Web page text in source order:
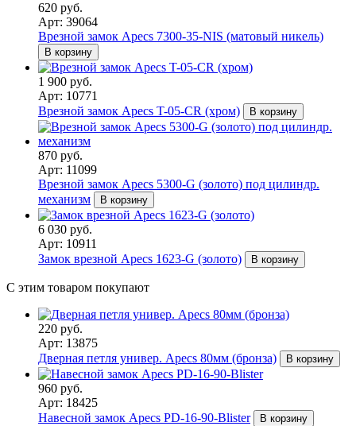
620 руб.
Арт: 39064
Врезной замок Apecs 7300-35-NIS (матовый никель)
В корзину
1 900 руб.
Арт: 10771
Врезной замок Apecs T-05-CR (хром)
В корзину
870 руб.
Арт: 11099
Врезной замок Apecs 5300-G (золото) под цилиндр.
механизм
В корзину
6 030 руб.
Арт: 10911
Замок врезной Apecs 1623-G (золото)
В корзину
С этим товаром покупают
220 руб.
Арт: 13875
Дверная петля универ. Apecs 80мм (бронза)
В корзину
960 руб.
Арт: 18425
Навесной замок Apecs PD-16-90-Blister
В корзину